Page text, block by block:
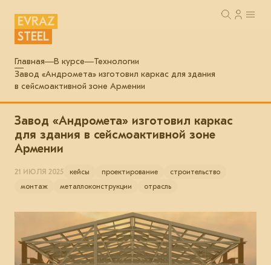
EVRAZ
STEEL
Главная В курсе
Технологии
Завод «Андромета» изготовил каркас для здания
в сейсмоактивной зоне Армении
Завод «Андромета» изготовил каркас
для здания в сейсмоактивной зоне
Армении
21 ИЮЛЯ 2025 кейсы проектирование
строительство
монтаж
металлоконструкции отрасль